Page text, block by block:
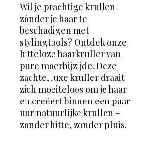
Wil je prachtige krullen
zónder je haar te
beschadigen met
stylingtools? Ontdek onze
hitteloze haarkruller van
pure moerbijzijde. Deze
zachte, luxe kruller draait
zich moeiteloos om je haar
en creëert binnen een paar
uur natuurlijke krullen –
zonder hitte, zonder pluis.